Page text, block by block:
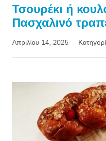
Τσουρέκι ή
Πασχαλινό
Απριλίου 14, 2025